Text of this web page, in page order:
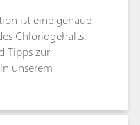
und
Anhang
Teil erfolgt
in einer
vor der
von Calcium und
Werten kann
ist eine genaue
Chloridgehalts.
Tipps zur
unserem